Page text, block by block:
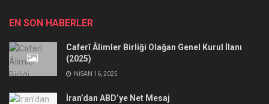
EN SON HABERLER
Caferî Âlimler Birliği Olağan Genel Kurul İlanı
(2025)
NISAN 16, 2025
İran’dan ABD’ye Net Mesaj